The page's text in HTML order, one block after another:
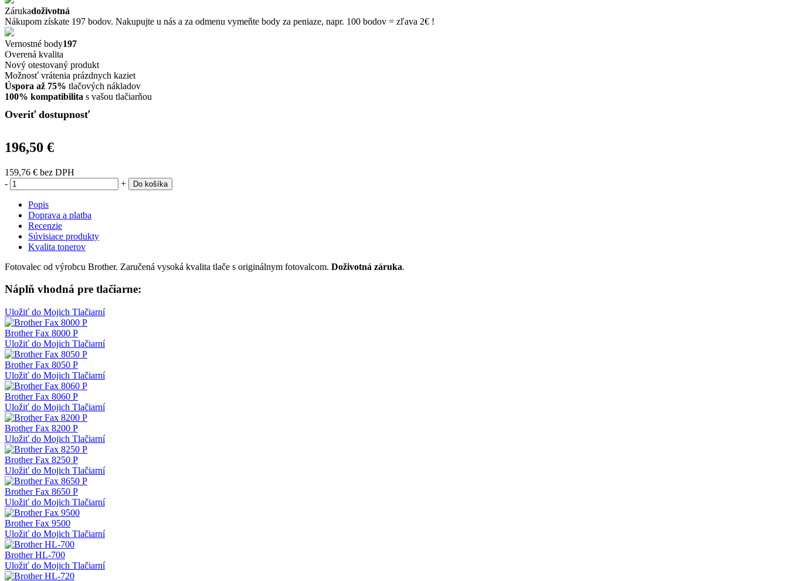
Zárukadoživotná
Nákupom získate 197 bodov. Nakupujte u nás a za odmenu vymeňte body za peniaze, napr. 100 bodov = zľava 2€ !
Vernostné body197
Overená kvalita
Nový otestovaný produkt
Možnosť vrátenia prázdnych kaziet
Úspora až 75% tlačových nákladov
100% kompatibilita s vašou tlačiarňou
Overiť dostupnosť
196,50 €
159,76 € bez DPH
-
+ Do košíka
Popis
Doprava a platba
Recenzie
Súvisiace produkty
Kvalita tonerov
Fotovalec od výrobcu Brother. Zaručená vysoká kvalita tlače s originálnym fotovalcom. Doživotná záruka.
Náplň vhodná pre tlačiarne:
Uložiť do Mojich Tlačiarní
Brother Fax 8000 P
Uložiť do Mojich Tlačiarní
Brother Fax 8050 P
Uložiť do Mojich Tlačiarní
Brother Fax 8060 P
Uložiť do Mojich Tlačiarní
Brother Fax 8200 P
Uložiť do Mojich Tlačiarní
Brother Fax 8250 P
Uložiť do Mojich Tlačiarní
Brother Fax 8650 P
Uložiť do Mojich Tlačiarní
Brother Fax 9500
Uložiť do Mojich Tlačiarní
Brother HL-700
Uložiť do Mojich Tlačiarní